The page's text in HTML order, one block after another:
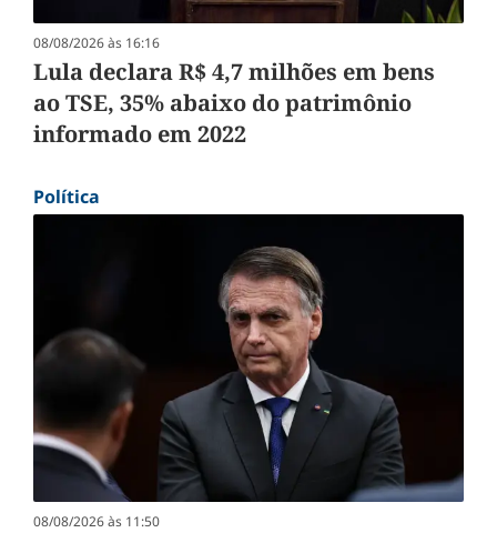
08/08/2026 às 16:16
Lula declara R$ 4,7 milhões em bens
ao TSE, 35% abaixo do patrimônio
informado em 2022
Política
08/08/2026 às 11:50